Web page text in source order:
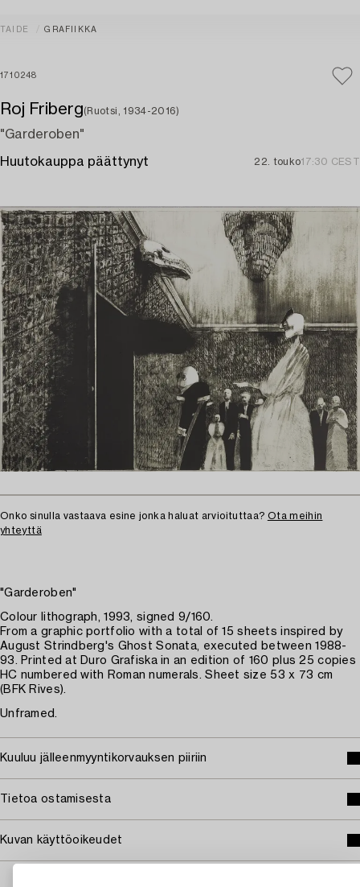
TAIDE GRAFIIKKA
1710248
Roj Friberg(Ruotsi, 1934-2016)
"Garderoben"
Huutokauppa päättynyt 22. touko17:30 CEST
Onko sinulla vastaava esine jonka haluat arvioituttaa? Ota meihin
yhteyttä
"Garderoben"
Colour lithograph, 1993, signed 9/160.
From a graphic portfolio with a total of 15 sheets inspired by
August Strindberg's Ghost Sonata, executed between 1988-
93. Printed at Duro Grafiska in an edition of 160 plus 25 copies
HC numbered with Roman numerals. Sheet size 53 x 73 cm
(BFK Rives).
Unframed.
Kuuluu jälleenmyyntikorvauksen piiriin
Tietoa ostamisesta
Kuvan käyttöoikeudet